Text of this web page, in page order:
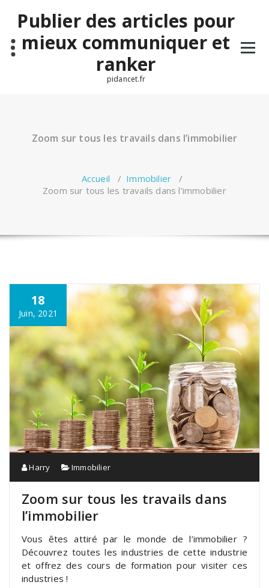
contenuPublier des articles pour
mieux communiquer et
ranker
pidancet.fr
Zoom sur tous les travails dans l’immobilier
Accueil / Immobilier /
Zoom sur tous les travails dans l’immobilier
18
Juin, 2021
Harry Immobilier
Zoom sur tous les travails dans
l’immobilier
Vous êtes attiré par le monde de l’immobilier ?
Découvrez toutes les industries de cette industrie
et offrez des cours de formation pour visiter ces
industries !